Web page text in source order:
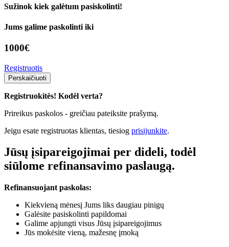
Sužinok kiek galėtum pasiskolinti!
Jums galime paskolinti iki
1000€
Registruotis
Perskaičiuoti
Registruokitės! Kodėl verta?
Prireikus paskolos - greičiau pateiksite prašymą.
Jeigu esate registruotas klientas, tiesiog prisijunkite.
Jūsų įsipareigojimai per dideli, todėl
siūlome refinansavimo paslaugą.
Refinansuojant paskolas:
Kiekvieną mėnesį Jums liks daugiau pinigų
Galėsite pasiskolinti papildomai
Galime apjungti visus Jūsų įsipareigojimus
Jūs mokėsite vieną, mažesnę įmoką